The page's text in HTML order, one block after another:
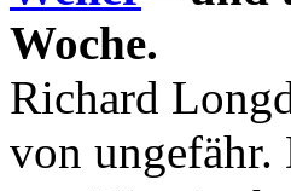
Woche.
Richard
von ungefähr.